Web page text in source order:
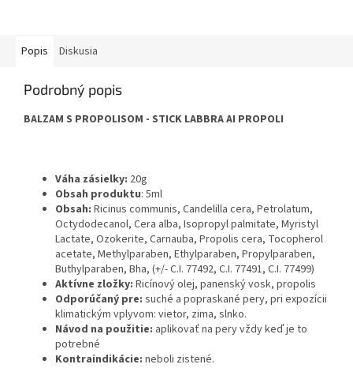
Popis Diskusia
Podrobný popis
BALZAM S PROPOLISOM - STICK LABBRA AI PROPOLI
Váha zásielky: 20g
Obsah produktu: 5ml
Obsah: Ricinus communis, Candelilla cera, Petrolatum,
Octydodecanol, Cera alba, Isopropyl palmitate, Myristyl
Lactate, Ozokerite, Carnauba, Propolis cera, Tocopherol
acetate, Methylparaben, Ethylparaben, Propylparaben,
Buthylparaben, Bha, (+/- C.I. 77492, C.I. 77491, C.I. 77499)
Aktívne zložky: Ricínový olej, panenský vosk, propolis
Odporúčaný pre: suché a popraskané pery, pri expozícii
klimatickým vplyvom: vietor, zima, slnko.
Návod na použitie: aplikovať na pery vždy keď je to
potrebné
Kontraindikácie: neboli zistené.